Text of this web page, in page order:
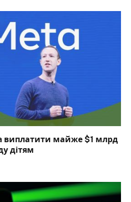
виплатити майже $1 млрд
дітям